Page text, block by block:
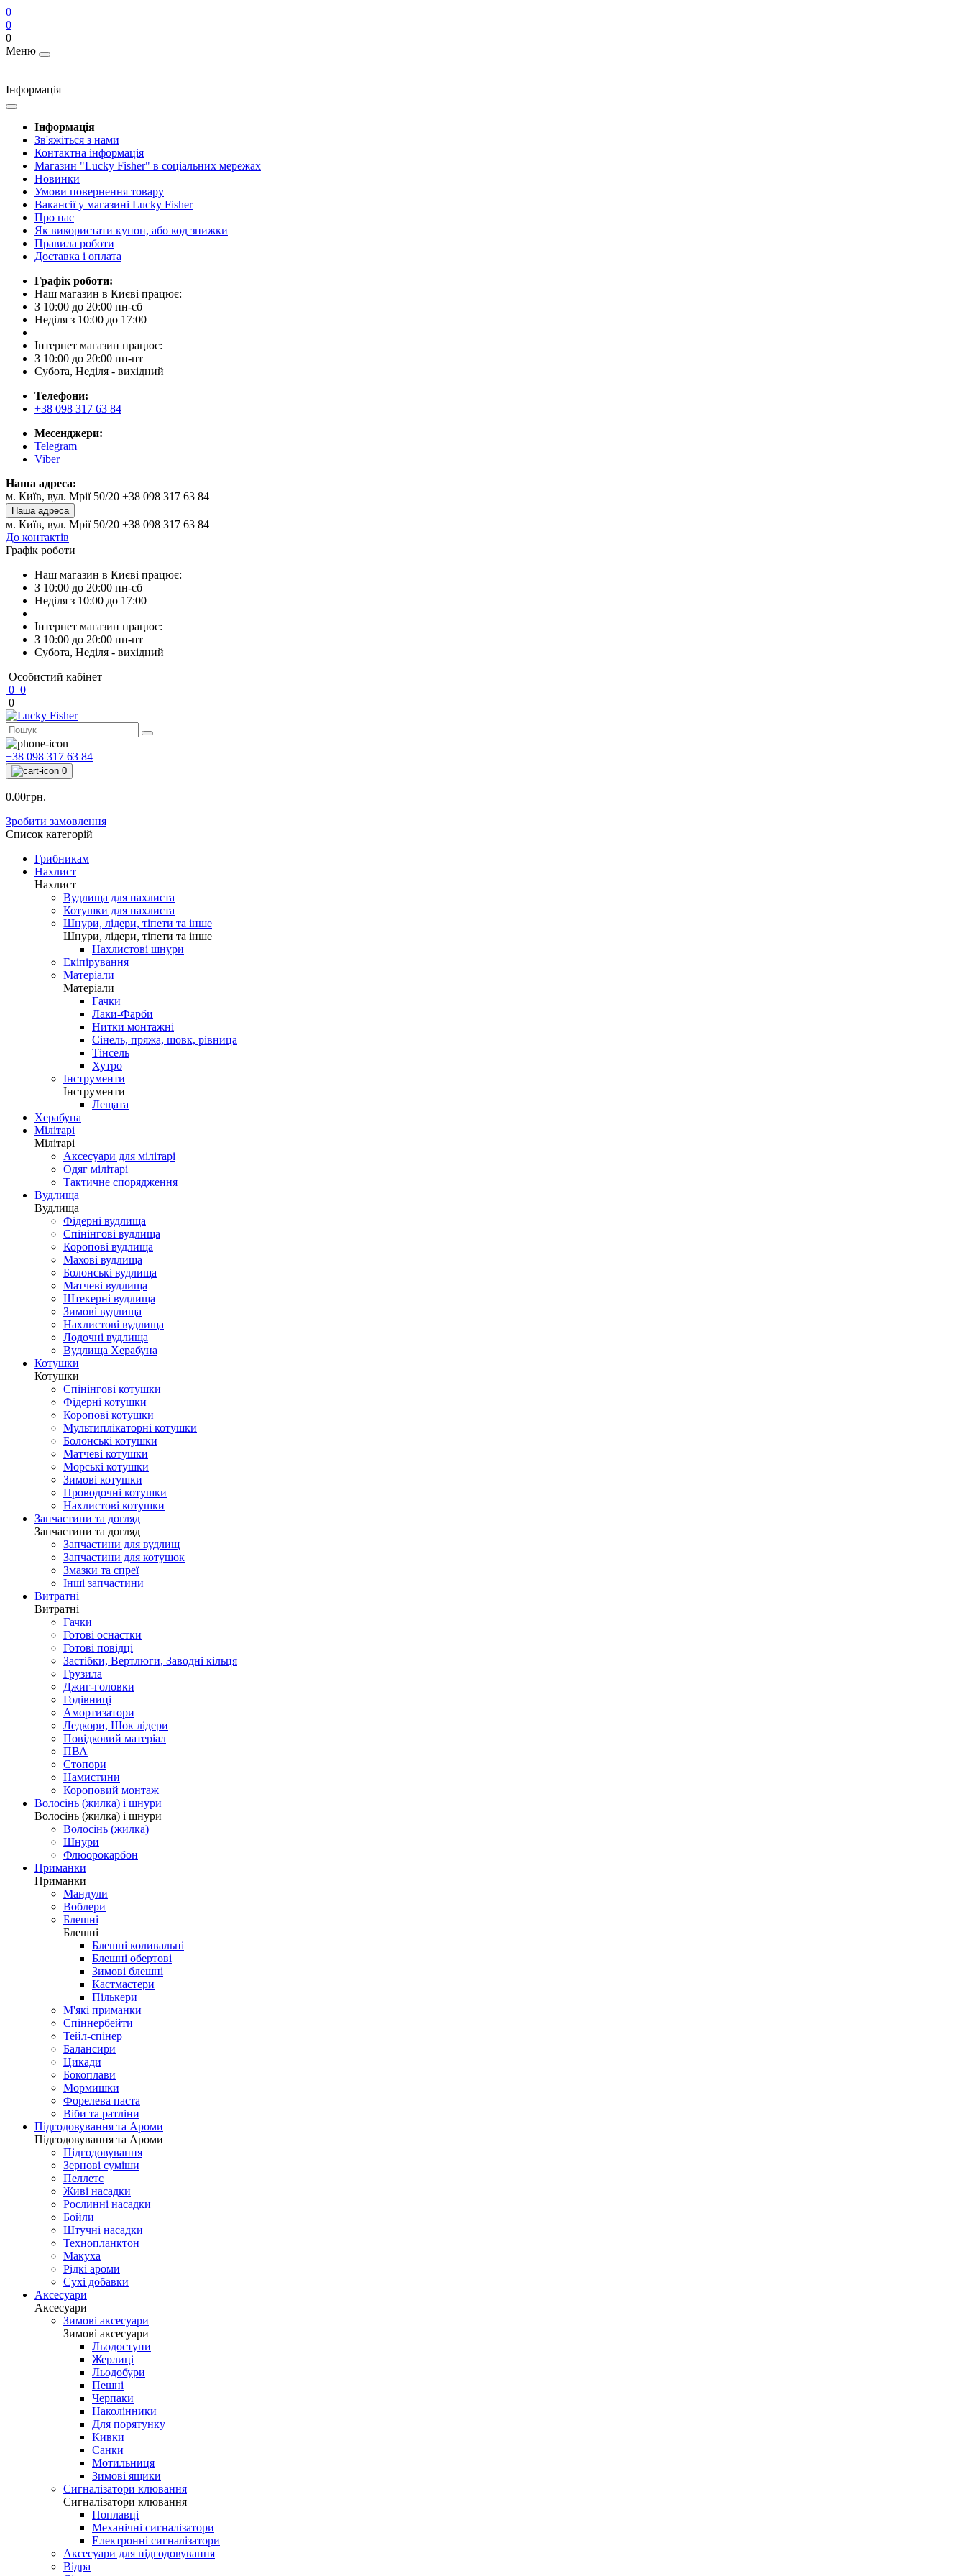
0
0
0
Меню
Інформація
Інформація
Зв'яжіться з нами
Контактна інформація
Магазин "Lucky Fisher" в соціальних мережах
Новинки
Умови повернення товару
Вакансії у магазині Lucky Fisher
Про нас
Як використати купон, або код знижки
Правила роботи
Доставка і оплата
Графік роботи:
Наш магазин в Києві працює:
З 10:00 до 20:00 пн-сб
Неділя з 10:00 до 17:00
Інтернет магазин працює:
З 10:00 до 20:00 пн-пт
Субота, Неділя - вихідний
Телефони:
+38 098 317 63 84
Месенджери:
Telegram
Viber
Наша адреса:
м. Київ, вул. Мрії 50/20 +38 098 317 63 84
Наша адреса
м. Київ, вул. Мрії 50/20 +38 098 317 63 84
До контактів
Графік роботи
Наш магазин в Києві працює:
З 10:00 до 20:00 пн-сб
Неділя з 10:00 до 17:00
Інтернет магазин працює:
З 10:00 до 20:00 пн-пт
Субота, Неділя - вихідний
Особистий кабінет
0 0
0
+38 098 317 63 84
0
0.00грн.
Зробити замовлення
Список категорій
Грибникам
Нахлист
Нахлист
Вудлища для нахлиста
Котушки для нахлиста
Шнури, лідери, тіпети та інше
Шнури, лідери, тіпети та інше
Нахлистові шнури
Екіпірування
Матеріали
Матеріали
Гачки
Лаки-Фарби
Нитки монтажні
Сінель, пряжа, шовк, рівница
Тінсель
Хутро
Інструменти
Інструменти
Лещата
Херабуна
Мілітарі
Мілітарі
Аксесуари для мілітарі
Одяг мілітарі
Тактичне спорядження
Вудлища
Вудлища
Фідерні вудлища
Спінінгові вудлища
Коропові вудлища
Махові вудлища
Болонські вудлища
Матчеві вудлища
Штекерні вудлища
Зимові вудлища
Нахлистові вудлища
Лодочні вудлища
Вудлища Херабуна
Котушки
Котушки
Спінінгові котушки
Фідерні котушки
Коропові котушки
Мультиплікаторні котушки
Болонські котушки
Матчеві котушки
Морські котушки
Зимові котушки
Проводочні котушки
Нахлистові котушки
Запчастини та догляд
Запчастини та догляд
Запчастини для вудлищ
Запчастини для котушок
Змазки та спреї
Інші запчастини
Витратні
Витратні
Гачки
Готові оснастки
Готові повідці
Застібки, Вертлюги, Заводні кільця
Грузила
Джиг-головки
Годівниці
Амортизатори
Ледкори, Шок лідери
Повідковий матеріал
ПВА
Стопори
Намистини
Короповий монтаж
Волосінь (жилка) і шнури
Волосінь (жилка) і шнури
Волосінь (жилка)
Шнури
Флюорокарбон
Приманки
Приманки
Мандули
Воблери
Блешні
Блешні
Блешні коливальні
Блешні обертові
Зимові блешні
Кастмастери
Пількери
М'які приманки
Спіннербейти
Тейл-спінер
Балансири
Цикади
Бокоплави
Мормишки
Форелева паста
Віби та ратліни
Підгодовування та Ароми
Підгодовування та Ароми
Підгодовування
Зернові суміши
Пеллетс
Живі насадки
Рослинні насадки
Бойли
Штучні насадки
Технопланктон
Макуха
Рідкі ароми
Сухі добавки
Аксесуари
Аксесуари
Зимові аксесуари
Зимові аксесуари
Льодоступи
Жерлиці
Льодобури
Пешні
Черпаки
Наколінники
Для порятунку
Кивки
Санки
Мотильниця
Зимові ящики
Сигналізатори клювання
Сигналізатори клювання
Поплавці
Механічні сигналізатори
Електронні сигналізатори
Аксесуари для підгодовування
Відра